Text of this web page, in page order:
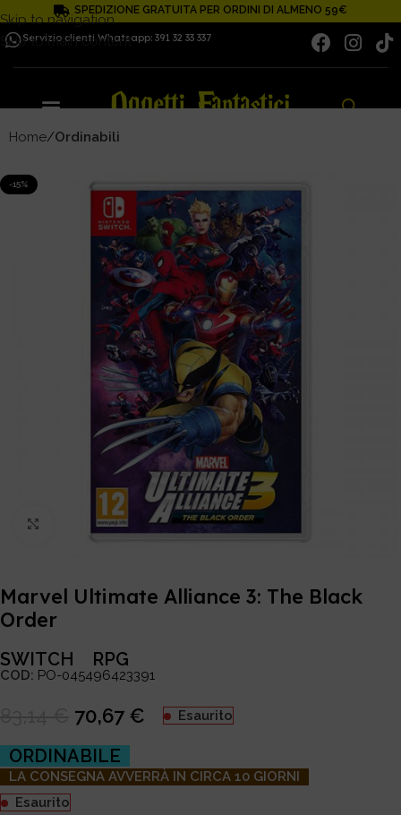
Skip to navigation
Skip to main content
SPEDIZIONE GRATUITA PER ORDINI DI ALMENO 59€
Servizio clienti Whatsapp: 391 32 33 337
Home Ordinabili
-15%
Click to enlarge
Marvel Ultimate Alliance 3: The Black
Order
SWITCH RPG
COD: PO-045496423391
70,67 € Esaurito
ORDINABILE
LA CONSEGNA AVVERRÀ IN CIRCA 10 GIORNI
Esaurito